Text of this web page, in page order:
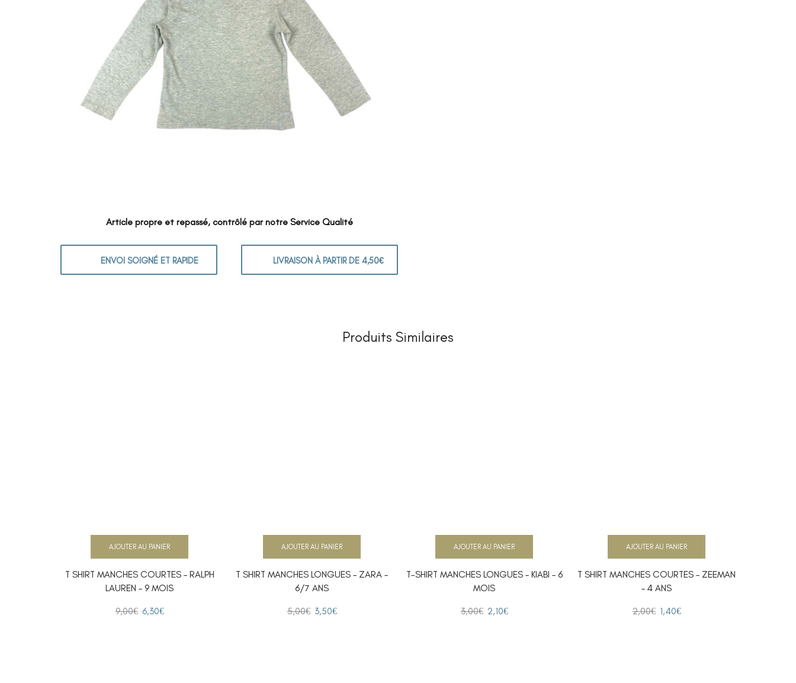
Article propre et repassé, contrôlé par notre Service Qualité
ENVOI SOIGNÉ ET RAPIDE LIVRAISON À PARTIR DE 4,50€
Produits Similaires
T SHIRT MANCHES COURTES – RALPH
LAUREN – 9 MOIS
9,00€ 6,30€
AJOUTER AU PANIER
T SHIRT MANCHES LONGUES – ZARA –
6/7 ANS
5,00€ 3,50€
AJOUTER AU PANIER
T-SHIRT MANCHES LONGUES – KIABI – 6
MOIS
3,00€ 2,10€
AJOUTER AU PANIER
T SHIRT MANCHES COURTES – ZEEMAN
– 4 ANS
2,00€ 1,40€
AJOUTER AU PANIER